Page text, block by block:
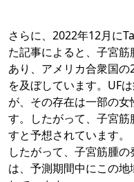
さらに、2022年12月に
た記事によると、子宮
あり、アメリカ合衆国
を及ぼしています。UF
が、その存在は一部の
す。したがって、子宮
すと予想されています。
したがって、子宮筋腫
は、予測期間中にこの